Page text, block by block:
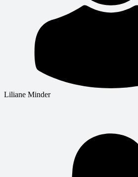
Liliane Minder